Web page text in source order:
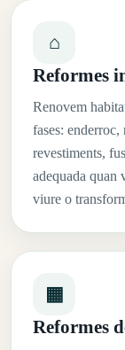
⌂
Reformes
Renovem
fases:
revestiments,
adequada quan
viure o
▦
Reformes